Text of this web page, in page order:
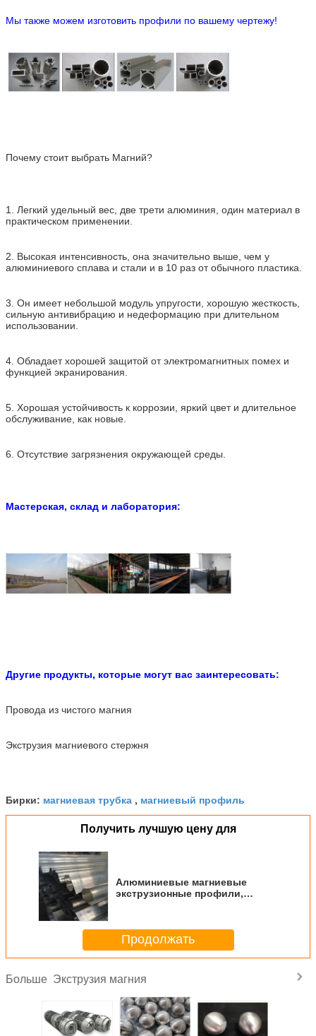
Мы также можем изготовить профили по вашему чертежу!
Почему стоит выбрать Магний?
1. Легкий удельный вес, две трети алюминия, один материал в
практическом применении.
2. Высокая интенсивность, она значительно выше, чем у
алюминиевого сплава и стали и в 10 раз от обычного пластика.
3. Он имеет небольшой модуль упругости, хорошую жесткость,
сильную антивибрацию и недеформацию при длительном
использовании.
4. Обладает хорошей защитой от электромагнитных помех и
функцией экранирования.
5. Хорошая устойчивость к коррозии, яркий цвет и длительное
обслуживание, как новые.
6. Отсутствие загрязнения окружающей среды.
Мастерская, склад и лаборатория:
Другие продукты, которые могут вас заинтересовать:
Провода из чистого магния
Экструзия магниевого стержня
Бирки: магниевая трубка , магниевый профиль
Получить лучшую цену для
Алюминиевые магниевые
экструзионные профили,
обработки 6063
Продолжать
Больше Экструзия магния